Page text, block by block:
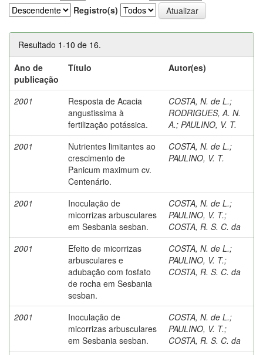
Registro(s)
Resultado 1-10 de 16.
Ano de
publicação
Título Autor(es)
2001
Resposta de Acacia
angustissima à
fertilização potássica.
COSTA, N. de L.;
RODRIGUES, A. N.
A.; PAULINO, V. T.
2001
Nutrientes limitantes ao
crescimento de
Panicum maximum cv.
Centenário.
COSTA, N. de L.;
PAULINO, V. T.
2001
Inoculação de
micorrizas arbusculares
em Sesbania sesban.
COSTA, N. de L.;
PAULINO, V. T.;
COSTA, R. S. C. da
2001
Efeito de micorrizas
arbusculares e
adubação com fosfato
de rocha em Sesbania
sesban.
COSTA, N. de L.;
PAULINO, V. T.;
COSTA, R. S. C. da
2001
Inoculação de
micorrizas arbusculares
em Sesbania sesban.
COSTA, N. de L.;
PAULINO, V. T.;
COSTA, R. S. C. da